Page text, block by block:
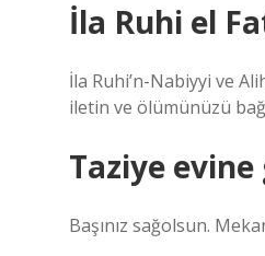
İla Ruhi el
İla Ruhi’n-Nabiyyi ve
iletin ve ölümünüzü
Taziye
Başınız sağolsun.